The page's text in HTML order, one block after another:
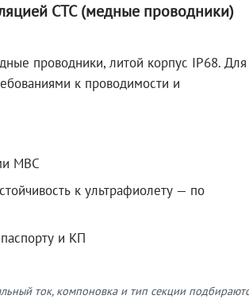
СТС (медные проводники)
проводники, литой корпус IP68. Для
к проводимости и
МВС
к ультрафиолету — по
и КП
ток, компоновка и тип секции